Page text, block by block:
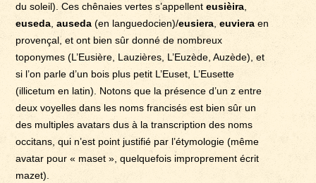
du soleil). Ces chênaies vertes s’appellenteusièira
euseda auseda (en languedocien)/eusiera ,euviera en
provençal, et ont bien sûr donné de nombreux
toponymes (L’Eusière, Lauzières, L’Euzède, Auzède), et
si l’on parle d’un bois plus petit L’Euset, L’Eusette
(illicetum en latin). Notons que la présence d’un z entre
deux voyelles dans les noms francisés est bien sûr un
des multiples avatars dus à la transcription des noms
occitans, qui n’est point justifié par l’étymologie (même
avatar pour « maset », quelquefois improprement écrit
mazet).